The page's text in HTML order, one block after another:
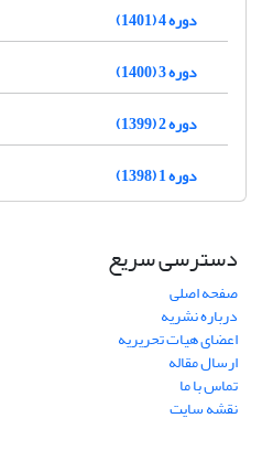
دوره 4 (1401)
دوره 3 (1400)
دوره 2 (1399)
دوره 1 (1398)
دسترسی سریع
صفحه اصلی
درباره نشریه
اعضای هیات تحریریه
ارسال مقاله
تماس با ما
نقشه سایت